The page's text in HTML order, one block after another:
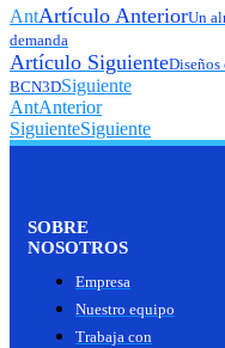
AntArtículo AnteriorUn
demanda
Artículo SiguienteDiseños
BCN3DSiguiente
AntAnterior
SiguienteSiguiente
SOBRE
NOSOTROS
Empresa
Nuestro equipo
Trabaja con